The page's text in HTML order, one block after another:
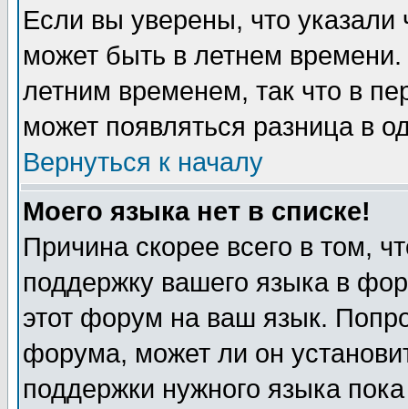
Если вы уверены, что указали
может быть в летнем
летним временем, так что в
может появляться разница в
Вернуться к началу
Моего языка нет в списке!
Причина скорее всего в том,
поддержку вашего языка в
этот форум на ваш язык.
форума, может ли он
поддержки нужного языка